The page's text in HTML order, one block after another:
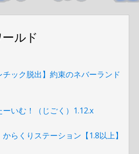
ルド
チック脱出】約束のネバーランド
ーいむ！（じごく）1.12.x
からくりステーション【1.8以上】